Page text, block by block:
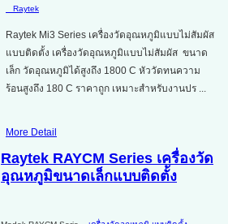
Raytek
Raytek Mi3 Series เครื่องวัดอุณหภูมิแบบไม่สัมผัส
แบบติดตั้ง เครื่องวัดอุณหภูมิแบบไม่สัมผัส ขนาด
เล็ก วัดอุณหภูมิได้สูงถึง 1800 C หัววัดทนความ
ร้อนสูงถึง 180 C ราคาถูก เหมาะสำหรับงานปร ...
More Detail
Raytek RAYCM Series เครื่องวัด
อุณหภูมิขนาดเล็กแบบติดตั้ง